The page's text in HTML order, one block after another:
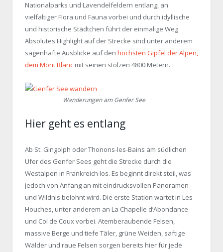
Nationalparks und Lavendelfeldern entlang, an
vielfältiger Flora und Fauna vorbei und durch idyllische
und historische Städtchen führt der einmalige Weg.
Absolutes Highlight auf der Strecke sind unter anderem
sagenhafte Ausblicke auf den höchsten Gipfel der Alpen,
dem Mont Blanc mit seinen stolzen 4800 Metern.
Wanderungen am Genfer See
Hier geht es entlang
Ab St. Gingolph oder Thonons-les-Bains am südlichen
Ufer des Genfer Sees geht die Strecke durch die
Westalpen in Frankreich los. Es beginnt direkt steil, was
jedoch von Anfang an mit eindrucksvollen Panoramen
und Wildnis belohnt wird. Die erste Station wartet in Les
Houches, unter anderem an La Chapelle d’Abondance
und Col de Coux vorbei. Atemberaubende Felsen,
massive Berge und tiefe Täler, grüne Weiden, saftige
Wälder und raue Felsen sorgen bereits hier für jede